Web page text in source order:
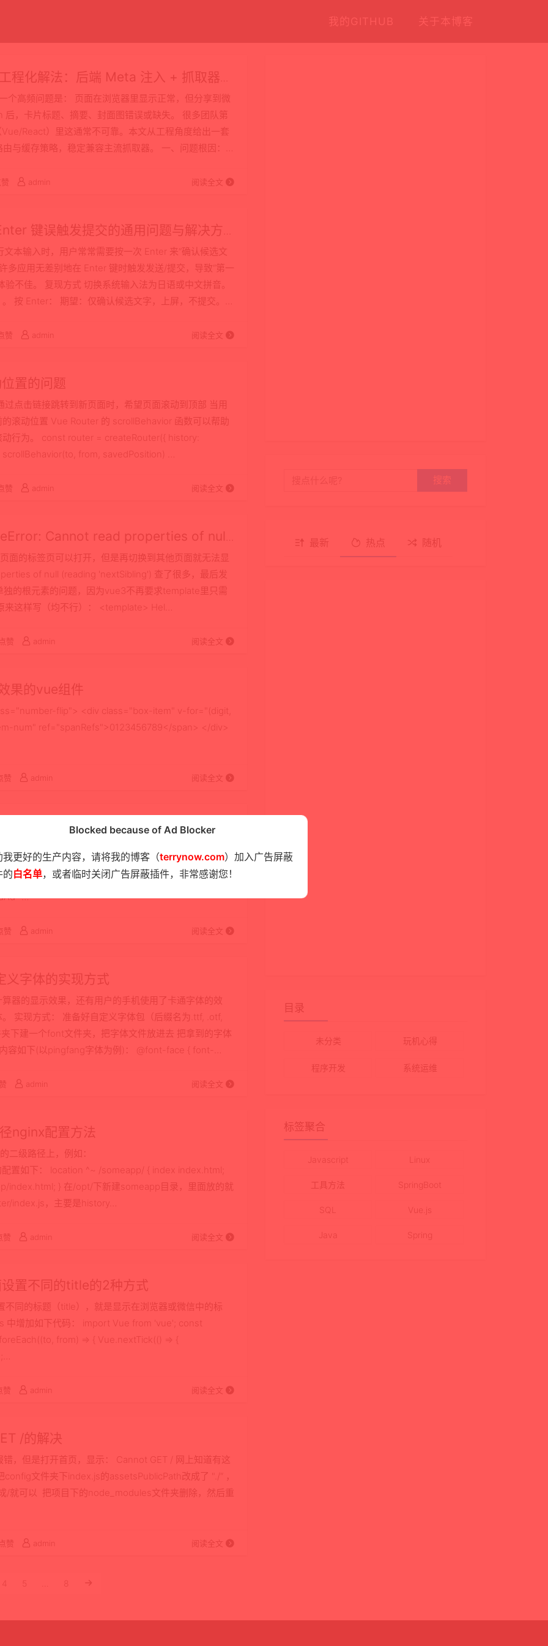
我的GITHUB 关于本博客
程化解法：后端 Meta 注入 + 抓取器兼
个高频问题是： 页面在浏览器里显示正常，但分享到微
，卡片标题、摘要、封面图错误或缺失。 很多团队第
React）里这通常不可靠。本文从工程角度给出一套
与缓存策略，稳定兼容主流抓取器。 一、问题根因：浏
admin 阅读全文
键误触发提交的通用问题与解决方
本输入时，用户常常需要按一次 Enter 来“确认候选文
多应用无差别地在 Enter 键时触发发送/提交，导致“第一
不佳。 复现方式 切换系统输入法为日语或中文拼音。
按 Enter： 期望：仅确认候选文字，上屏，不提交。
赞 admin 阅读全文
置的问题
点击链接跳转到新页面时，希望页面滚动到顶部 当用
滚动位置 Vue Router 的 scrollBehavior 函数可以帮助
行为。 const router = createRouter({ history:
from, savedPosition) …
赞 admin 阅读全文
Cannot read properties of null
面的标签页可以打开，但是再切换到其他页面就无法显
of null (reading 'nextSibling') 查了很多，最后发
的根元素的问题，因为vue3不再要求template里只需
来这样写（均不行）： <template> Hel…
赞 admin 阅读全文
果的vue组件
flip"> <div class="box-item" v-for="(digit,
num" ref="spanRefs">0123456789</span> </div>
赞 admin 阅读全文
效果 --> <div id="thediv" ref="thediv"
0" v-show="thedivShow"
…
赞 admin 阅读全文
义字体的实现方式
器的显示效果，还有用户的手机使用了卡通字体的效
实现方式： 准备好自定义字体包（后缀名为.ttf, .otf,
下建一个font文件夹，把字体文件放进去 把拿到的字体
容如下(以pingfang字体为例)： @font-face { font-
admin 阅读全文
nginx配置方法
二级路径上，例如：
如下： location ^~ /someapp/ { index index.html;
index.html; } 在/opt/下新建someapp目录，里面放的就
index.js，主要是history…
赞 admin 阅读全文
置不同的title的2种方式
同的标题（title），就是显示在浏览器或微信中的标
中增加如下代码： import Vue from 'vue'; const
from) => { Vue.nextTick(() => {
赞 admin 阅读全文
/的解决
，但是打开首页，显示： Cannot GET / 网上知道有这
文件夹下index.js的assetsPublicPath改成了 "./“ ，
/就可以 把项目下的node_modules文件夹删除，然后重
赞 admin 阅读全文
搜索
最新 热点 随机
目录
未分类 玩机心得
程序开发 系统运维
标签聚合
Javascript Linux
工具方法 SpringBoot
SQL Vue.js
Java Spring
Blocked because of Ad Blocker
我更好的生产内容，请将我的博客（terrynow.com）加入广告屏蔽
的白名单，或者临时关闭广告屏蔽插件，非常感谢您！